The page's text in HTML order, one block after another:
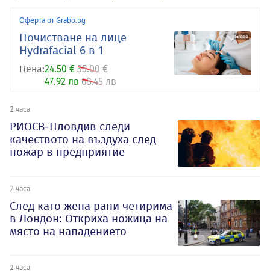
Оферта от Grabo.bg
Почистване на лице
Hydrafacial 6 в 1
Цена:24.50 € 35.00 €
47.92 лв 68.45 лв
2 часа
РИОСВ-Пловдив следи
качеството на въздуха след
пожар в предприятие
2 часа
След като жена рани четирима
в Лондон: Откриха ножица на
място на нападението
2 часа